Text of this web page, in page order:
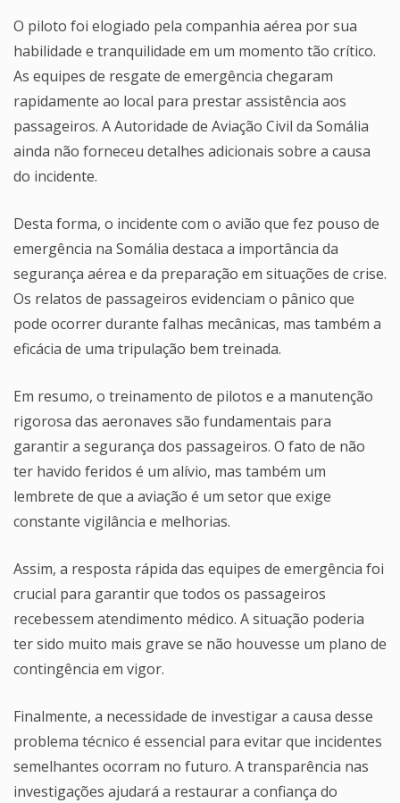
O piloto foi elogiado pela companhia aérea por sua
habilidade e tranquilidade em um momento tão crítico.
As equipes de resgate de emergência chegaram
rapidamente ao local para prestar assistência aos
passageiros. A Autoridade de Aviação Civil da Somália
ainda não forneceu detalhes adicionais sobre a causa
do incidente.
Desta forma, o incidente com o avião que fez pouso de
emergência na Somália destaca a importância da
segurança aérea e da preparação em situações de crise.
Os relatos de passageiros evidenciam o pânico que
pode ocorrer durante falhas mecânicas, mas também a
eficácia de uma tripulação bem treinada.
Em resumo, o treinamento de pilotos e a manutenção
rigorosa das aeronaves são fundamentais para
garantir a segurança dos passageiros. O fato de não
ter havido feridos é um alívio, mas também um
lembrete de que a aviação é um setor que exige
constante vigilância e melhorias.
Assim, a resposta rápida das equipes de emergência foi
crucial para garantir que todos os passageiros
recebessem atendimento médico. A situação poderia
ter sido muito mais grave se não houvesse um plano de
contingência em vigor.
Finalmente, a necessidade de investigar a causa desse
problema técnico é essencial para evitar que incidentes
semelhantes ocorram no futuro. A transparência nas
investigações ajudará a restaurar a confiança do